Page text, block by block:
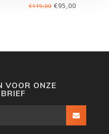
€119,00 €95,00
VOOR ONZE